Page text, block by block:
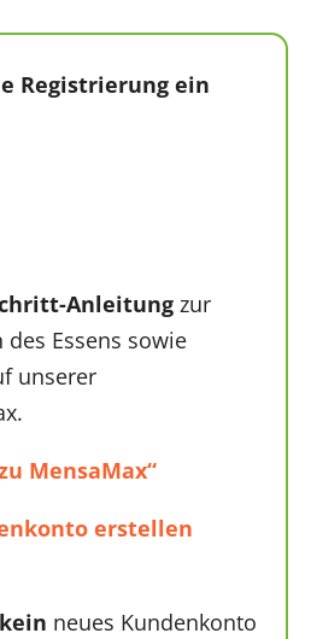
Registrierung ein
Anleitung zur
Essens sowie
unserer
MensaMax“
erstellen
kein neues Kundenkonto